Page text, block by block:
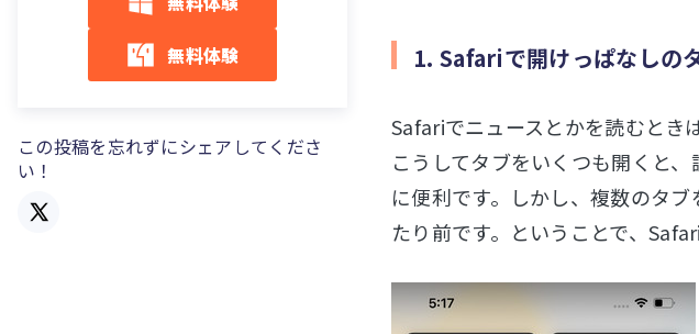
無料体験
この投稿を忘れずにシェアしてくださ
い！
1. Safariで開けっぱなしの
Safariでニュースとかを読むとき
こうしてタブをいくつも開くと
に便利です。しかし、複数のタ
たり前です。ということで、